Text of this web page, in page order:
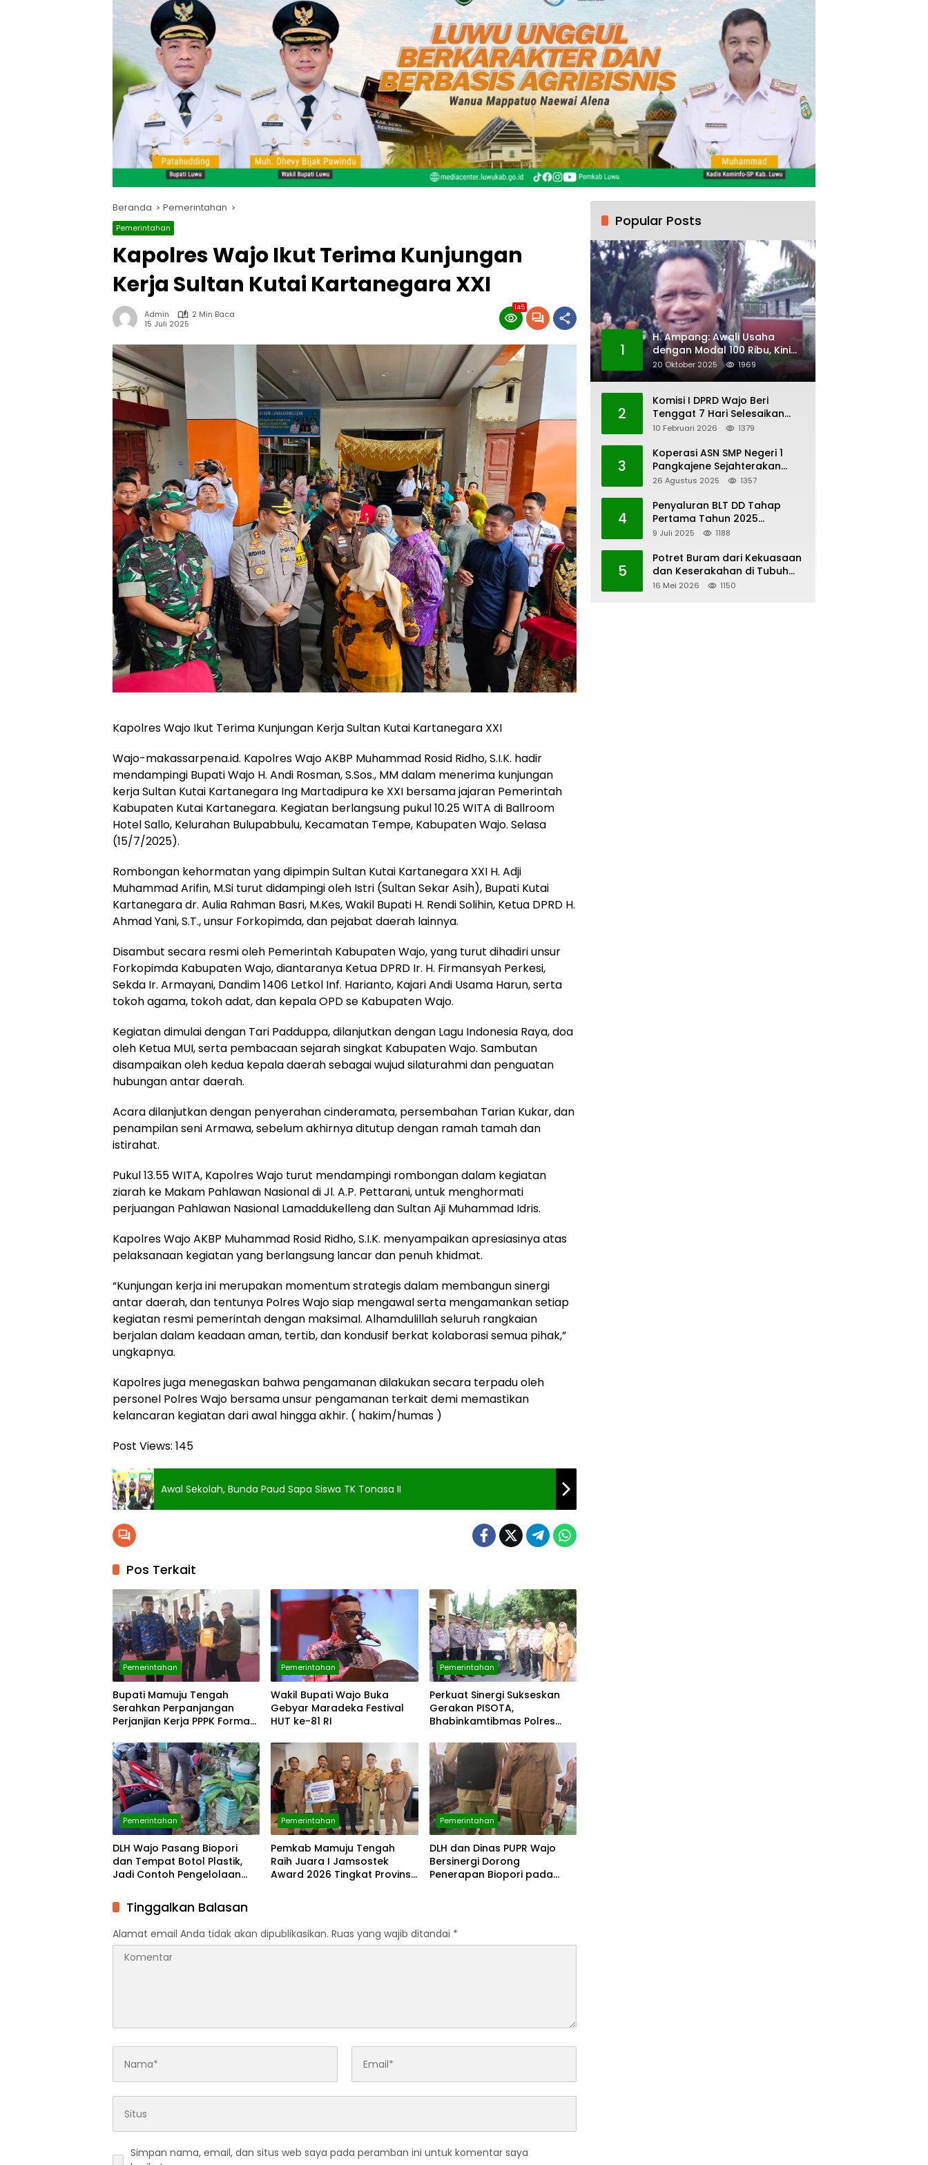
Beranda Pemerintahan
Pemerintahan
Kapolres Wajo Ikut Terima Kunjungan
Kerja Sultan Kutai Kartanegara XXI
Admin
2 Min Baca
15 Juli 2025
145
Kapolres Wajo Ikut Terima Kunjungan Kerja Sultan Kutai Kartanegara XXI
Wajo-makassarpena.id. Kapolres Wajo AKBP Muhammad Rosid Ridho, S.I.K. hadir
mendampingi Bupati Wajo H. Andi Rosman, S.Sos., MM dalam menerima kunjungan
kerja Sultan Kutai Kartanegara Ing Martadipura ke XXI bersama jajaran Pemerintah
Kabupaten Kutai Kartanegara. Kegiatan berlangsung pukul 10.25 WITA di Ballroom
Hotel Sallo, Kelurahan Bulupabbulu, Kecamatan Tempe, Kabupaten Wajo. Selasa
(15/7/2025).
Rombongan kehormatan yang dipimpin Sultan Kutai Kartanegara XXI H. Adji
Muhammad Arifin, M.Si turut didampingi oleh Istri (Sultan Sekar Asih), Bupati Kutai
Kartanegara dr. Aulia Rahman Basri, M.Kes, Wakil Bupati H. Rendi Solihin, Ketua DPRD H.
Ahmad Yani, S.T., unsur Forkopimda, dan pejabat daerah lainnya.
Disambut secara resmi oleh Pemerintah Kabupaten Wajo, yang turut dihadiri unsur
Forkopimda Kabupaten Wajo, diantaranya Ketua DPRD Ir. H. Firmansyah Perkesi,
Sekda Ir. Armayani, Dandim 1406 Letkol Inf. Harianto, Kajari Andi Usama Harun, serta
tokoh agama, tokoh adat, dan kepala OPD se Kabupaten Wajo.
Kegiatan dimulai dengan Tari Padduppa, dilanjutkan dengan Lagu Indonesia Raya, doa
oleh Ketua MUI, serta pembacaan sejarah singkat Kabupaten Wajo. Sambutan
disampaikan oleh kedua kepala daerah sebagai wujud silaturahmi dan penguatan
hubungan antar daerah.
Acara dilanjutkan dengan penyerahan cinderamata, persembahan Tarian Kukar, dan
penampilan seni Armawa, sebelum akhirnya ditutup dengan ramah tamah dan
istirahat.
Pukul 13.55 WITA, Kapolres Wajo turut mendampingi rombongan dalam kegiatan
ziarah ke Makam Pahlawan Nasional di Jl. A.P. Pettarani, untuk menghormati
perjuangan Pahlawan Nasional Lamaddukelleng dan Sultan Aji Muhammad Idris.
Kapolres Wajo AKBP Muhammad Rosid Ridho, S.I.K. menyampaikan apresiasinya atas
pelaksanaan kegiatan yang berlangsung lancar dan penuh khidmat.
“Kunjungan kerja ini merupakan momentum strategis dalam membangun sinergi
antar daerah, dan tentunya Polres Wajo siap mengawal serta mengamankan setiap
kegiatan resmi pemerintah dengan maksimal. Alhamdulillah seluruh rangkaian
berjalan dalam keadaan aman, tertib, dan kondusif berkat kolaborasi semua pihak,”
ungkapnya.
Kapolres juga menegaskan bahwa pengamanan dilakukan secara terpadu oleh
personel Polres Wajo bersama unsur pengamanan terkait demi memastikan
kelancaran kegiatan dari awal hingga akhir. ( hakim/humas )
Post Views: 145
Awal Sekolah, Bunda Paud Sapa Siswa TK Tonasa II
Pos Terkait
Pemerintahan
Bupati Mamuju Tengah
Serahkan Perpanjangan
Perjanjian Kerja PPPK Formasi
Pemerintahan
Wakil Bupati Wajo Buka
Gebyar Maradeka Festival
HUT ke-81 RI
Pemerintahan
Perkuat Sinergi Sukseskan
Gerakan PISOTA,
Bhabinkamtibmas Polres
Cinta Lingkungan
Pemerintahan
DLH Wajo Pasang Biopori
dan Tempat Botol Plastik,
Jadi Contoh Pengelolaan
Pemerintahan
Pemkab Mamuju Tengah
Raih Juara I Jamsostek
Award 2026 Tingkat Provinsi
Pemerintahan
DLH dan Dinas PUPR Wajo
Bersinergi Dorong
Penerapan Biopori pada
Tinggalkan Balasan
Alamat email Anda tidak akan dipublikasikan. Ruas yang wajib ditandai *
Simpan nama, email, dan situs web saya pada peramban ini untuk komentar saya
Popular Posts
1
H. Ampang: Awali Usaha
dengan Modal 100 Ribu, Kini
Jadi Jutawan
20 Oktober 2025 1969
2
Komisi I DPRD Wajo Beri
Tenggat 7 Hari Selesaikan
Polemik Pengangkatan KAUR
10 Februari 2026 1379
3
Koperasi ASN SMP Negeri 1
Pangkajene Sejahterakan
Anggota
26 Agustus 2025 1357
4
Penyaluran BLT DD Tahap
Pertama Tahun 2025
Lembang Kaero
9 Juli 2025 1188
5
Potret Buram dari Kekuasaan
dan Keserakahan di Tubuh
PWI Sulsel
16 Mei 2026 1150